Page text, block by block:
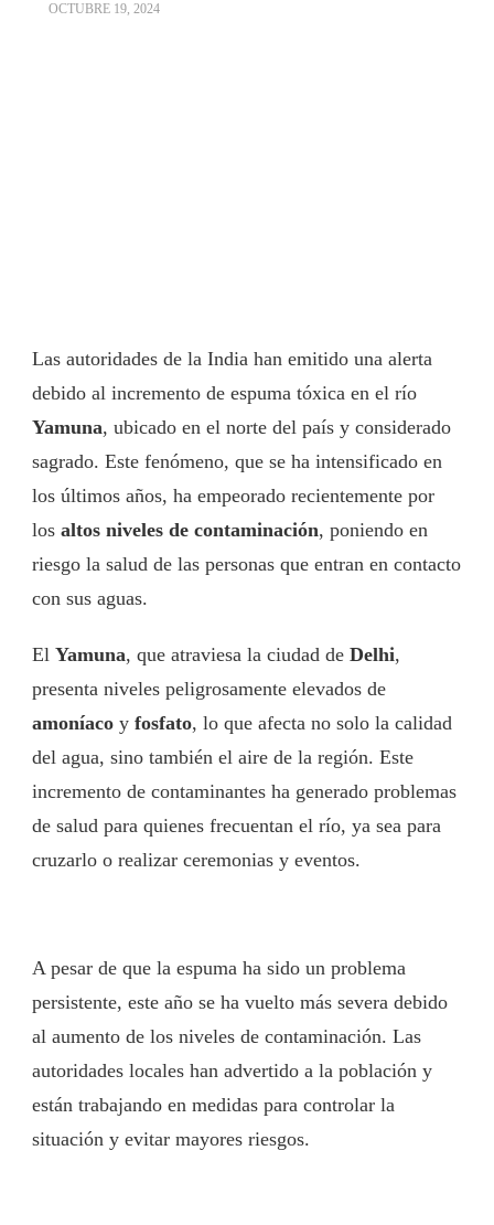
OCTUBRE 19, 2024
Las autoridades de la India han emitido una alerta
debido al incremento de espuma tóxica en el río
Yamuna, ubicado en el norte del país y considerado
sagrado. Este fenómeno, que se ha intensificado en
los últimos años, ha empeorado recientemente por
los altos niveles de contaminación, poniendo en
riesgo la salud de las personas que entran en contacto
con sus aguas.
El Yamuna, que atraviesa la ciudad de Delhi,
presenta niveles peligrosamente elevados de
amoníaco y fosfato, lo que afecta no solo la calidad
del agua, sino también el aire de la región. Este
incremento de contaminantes ha generado problemas
de salud para quienes frecuentan el río, ya sea para
cruzarlo o realizar ceremonias y eventos.
A pesar de que la espuma ha sido un problema
persistente, este año se ha vuelto más severa debido
al aumento de los niveles de contaminación. Las
autoridades locales han advertido a la población y
están trabajando en medidas para controlar la
situación y evitar mayores riesgos.